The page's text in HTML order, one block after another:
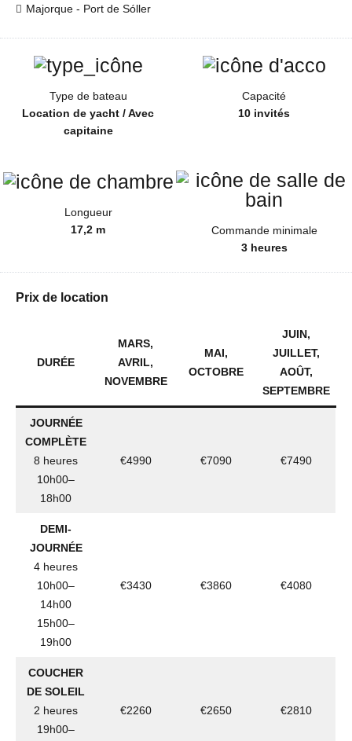
Majorque - Port de Sóller
Type de bateau
Location de yacht / Avec
capitaine
Capacité
10 invités
Longueur
17,2 m
Commande minimale
3 heures
Prix de location
DURÉE
MARS,
AVRIL,
NOVEMBRE
MAI,
OCTOBRE
JUIN,
JUILLET,
AOÛT,
SEPTEMBRE
JOURNÉE
COMPLÈTE
8 heures
10h00–
18h00
€4990 €7090 €7490
DEMI-
JOURNÉE
4 heures
10h00–
14h00
15h00–
19h00
€3430 €3860 €4080
COUCHER
DE SOLEIL
2 heures
19h00–
€2260 €2650 €2810